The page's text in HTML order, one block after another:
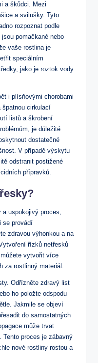
a škůdci. Mezi
a svilušky. Tyto
rozpoznat podle
pomačkané nebo
vaše rostlina je
speciálním
jako je roztok vody
i plísňovými chorobami
špatnou cirkulací
listů a škrobení
je důležité
dostatečné
V případě výskytu
odstranit postižené
přípravků.
a uspokojivý proces,
se provádí
zdravou výhonkou a na
řízků netřesků
vytvořit více
za rostlinný materiál.
Odřízněte zdravý list
ho položte odspodu
Jakmile se objeví
do samostatných
může trvat
proces je zábavný
nové rostliny rostou a